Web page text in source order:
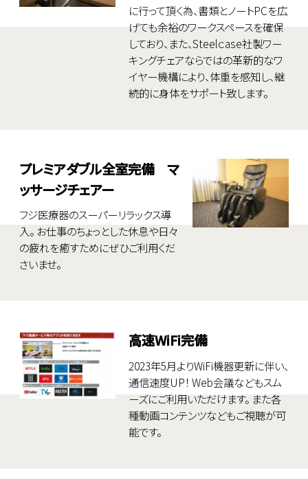
に行って頂く為、書類とノートPCを広
げても余裕のワークスペースを確保
しており、また、Steelｃase社製ワー
キングチェアならではの革新的なワ
イヤー機構により、体重を感知し、継
続的に身体をサポート致します。
プレミアダブル全室完備 マ
ッサージチェアー
フジ医療器のスーパーリラックス導
入。 お仕事のちょっとした休息や日々
の疲れを癒すためにぜひご利用くだ
さいませ。
高速WiFi完備
2023年5月よりWiFi機器更新に伴い、
通信速度UP！ Web会議などもスム
ーズにご利用いただけます。 また各
種動画コンテンツなどもご視聴が可
能です。